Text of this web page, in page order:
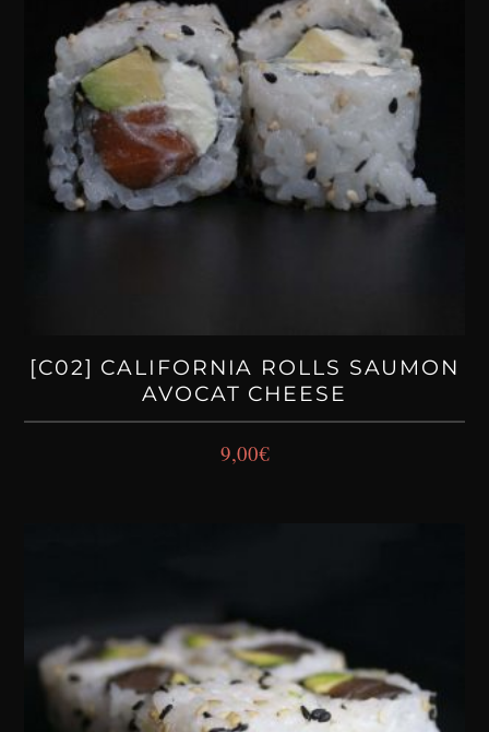
[C02] CALIFORNIA ROLLS SAUMON
AVOCAT CHEESE
9,00€